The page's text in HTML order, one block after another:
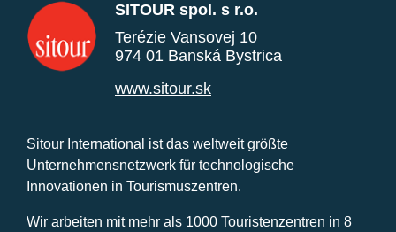
SITOUR spol. s r.o.
Terézie Vansovej 10
974 01 Banská Bystrica
www.sitour.sk
Sitour International ist das weltweit größte
Unternehmensnetzwerk für technologische
Innovationen in Tourismuszentren.
Wir arbeiten mit mehr als 1000 Touristenzentren in 8